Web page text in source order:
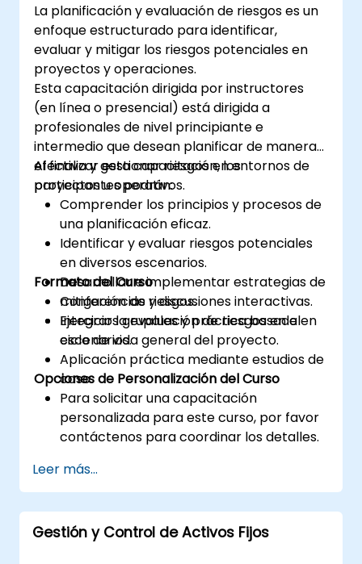
La planificación y evaluación de riesgos es un
enfoque estructurado para identificar,
evaluar y mitigar los riesgos potenciales en
proyectos y operaciones.
Esta capacitación dirigida por instructores
(en línea o presencial) está dirigida a
profesionales de nivel principiante e
intermedio que desean planificar de manera
efectiva y gestionar riesgos en entornos de
proyectos u operativos.
Al finalizar esta capacitación, los
participantes podrán:
Comprender los principios y procesos de
una planificación eficaz.
Identificar y evaluar riesgos potenciales
en diversos escenarios.
Desarrollar e implementar estrategias de
mitigación de riesgos.
Integrar la evaluación de riesgos en el
ciclo de vida general del proyecto.
Formato del Curso
Conferencias y discusiones interactivas.
Ejercicios grupales y práctica basada en
escenarios.
Aplicación práctica mediante estudios de
caso.
Opciones de Personalización del Curso
Para solicitar una capacitación
personalizada para este curso, por favor
contáctenos para coordinar los detalles.
Leer más...
Gestión y Control de Activos Fijos